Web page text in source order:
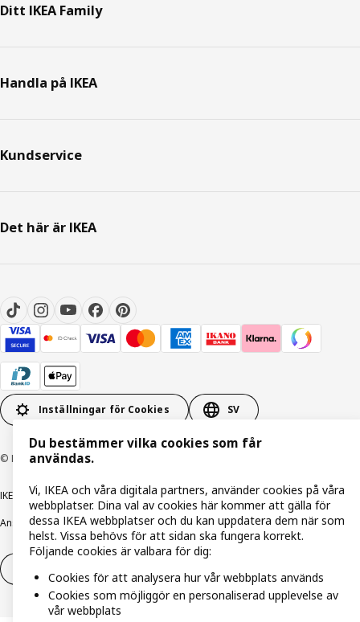
Ditt IKEA Family
Handla på IKEA
Kundservice
Det här är IKEA
Inställningar för Cookies SV
© Inter IKEA Systems B.V. 1999-2026
IKEA Family integritetspolicyIntegritetspolicyCookiepolicy
Ansvarsfullt avslöjandepolicyE-postKöp- & leveransvillkorBolagsinformation
Utöva ångerrätten för tjänster
Du bestämmer vilka cookies som får
användas.
Vi, IKEA och våra digitala partners, använder cookies på våra
webbplatser. Dina val av cookies här kommer att gälla för
dessa IKEA webbplatser och du kan uppdatera dem när som
helst. Vissa behövs för att sidan ska fungera korrekt.
Följande cookies är valbara för dig:
Cookies för att analysera hur vår webbplats används
Cookies som möjliggör en personaliserad upplevelse av
vår webbplats